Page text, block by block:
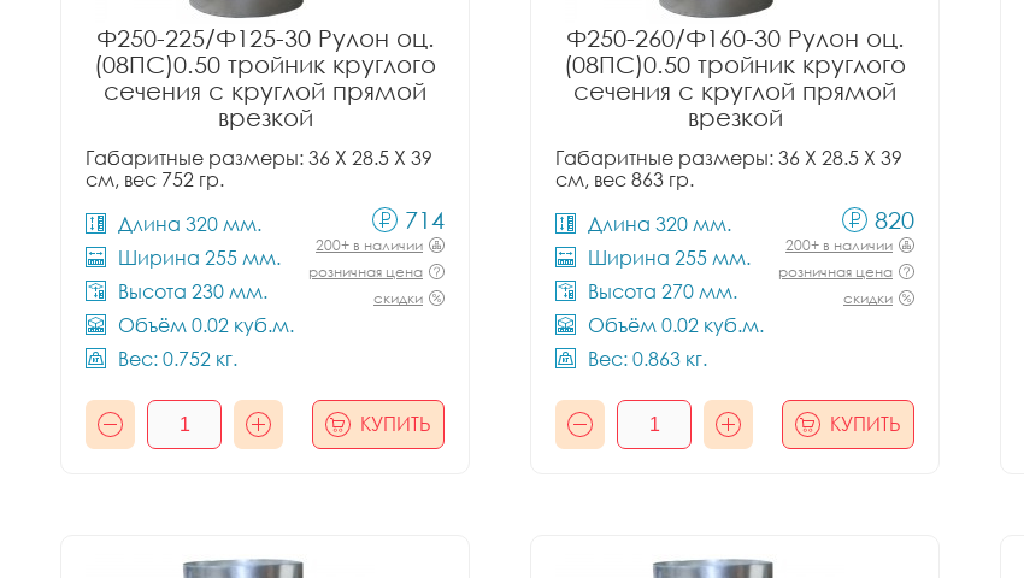
Ф250-225/Ф125-30 Рулон оц.
(08ПС)0.50 тройник круглого
сечения с круглой прямой
врезкой
Габаритные размеры: 36 X 28.5 X 39
см, вес 752 гр.
Длина 320 мм.
Ширина 255 мм.
Высота 230 мм.
Объём 0.02 куб.м.
Вес: 0.752 кг.
714
200+ в наличии
розничная цена
скидки
КУПИТЬ
Ф250-260/Ф160-30 Рулон оц.
(08ПС)0.50 тройник круглого
сечения с круглой прямой
врезкой
Габаритные размеры: 36 X 28.5 X 39
см, вес 863 гр.
Длина 320 мм.
Ширина 255 мм.
Высота 270 мм.
Объём 0.02 куб.м.
Вес: 0.863 кг.
820
200+ в наличии
розничная цена
скидки
КУПИТЬ